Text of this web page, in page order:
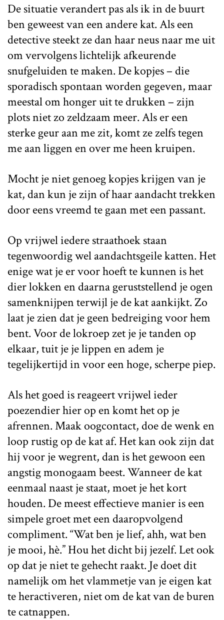
De situatie verandert pas als ik in de buurt
ben geweest van een andere kat. Als een
detective steekt ze dan haar neus naar me uit
om vervolgens lichtelijk afkeurende
snufgeluiden te maken. De kopjes – die
sporadisch spontaan worden gegeven, maar
meestal om honger uit te drukken – zijn
plots niet zo zeldzaam meer. Als er een
sterke geur aan me zit, komt ze zelfs tegen
me aan liggen en over me heen kruipen.
Mocht je niet genoeg kopjes krijgen van je
kat, dan kun je zijn of haar aandacht trekken
door eens vreemd te gaan met een passant.
Op vrijwel iedere straathoek staan
tegenwoordig wel aandachtsgeile katten. Het
enige wat je er voor hoeft te kunnen is het
dier lokken en daarna geruststellend je ogen
samenknijpen terwijl je de kat aankijkt. Zo
laat je zien dat je geen bedreiging voor hem
bent. Voor de lokroep zet je je tanden op
elkaar, tuit je je lippen en adem je
tegelijkertijd in voor een hoge, scherpe piep.
Als het goed is reageert vrijwel ieder
poezendier hier op en komt het op je
afrennen. Maak oogcontact, doe de wenk en
loop rustig op de kat af. Het kan ook zijn dat
hij voor je wegrent, dan is het gewoon een
angstig monogaam beest. Wanneer de kat
eenmaal naast je staat, moet je het kort
houden. De meest effectieve manier is een
simpele groet met een daaropvolgend
compliment. “Wat ben je lief, ahh, wat ben
je mooi, hè.” Hou het dicht bij jezelf. Let ook
op dat je niet te gehecht raakt. Je doet dit
namelijk om het vlammetje van je eigen kat
te heractiveren, niet om de kat van de buren
te catnappen.